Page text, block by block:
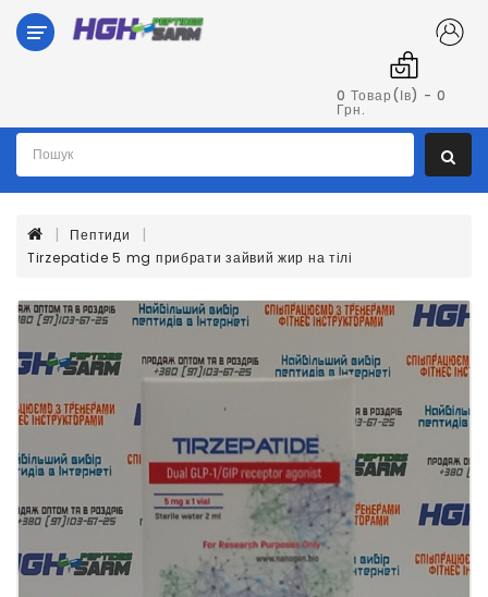
Категорії
Пептиди
0 Товар(ів) - 0
Грн.
Пептиди
Tirzepatide 5 mg прибрати зайвий жир на тілі